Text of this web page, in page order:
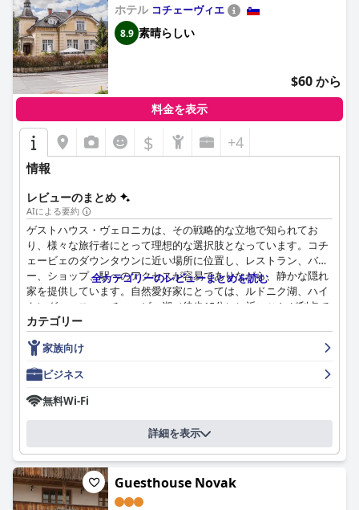
ホテル コチェーヴィエ
8.9 素晴らしい
$60 から
料金を表示
$ +4
情報
レビューのまとめ
AIによる要約
ゲストハウス・ヴェロニカは、その戦略的な立地で知られてお
り、様々な旅行者にとって理想的な選択肢となっています。コチ
ェービェのダウンタウンに近い場所に位置し、レストラン、バ
ー、ショップ、駅へのアクセスが容易でありながら、静かな隠れ
家を提供しています。自然愛好家にとっては、ルドニク湖、ハイ
キングコース、コチェービェ湖（徒歩15分）に近いことが利点で
す。このゲストハウスは、オーストリアやクロアチアへ向かう旅
行者にも便利な場所に位置し、安全な駐車場と全体的に静かで実
用的な環境を提供しています。
ゲストハウス・ヴェロニカの朝食は、その美味しさと豊富な種類
で高い評価を受けています。ゲストは、午前6時からの早い時間
から利用できることや、標準的なビュッフェアイテムと特別なリ
クエストの両方を含む豊富なセレクションに感謝しています。多
様性が限られているという言及もいくつかありますが、その品質
と新鮮さ、そして美味しいコーヒーは、ほとんどのゲストを満足
させています。フレンドリーで親切なスタッフが、ポジティブな
食事体験をさらに高めています。
全カテゴリーのレビューまとめを読む
カテゴリー
家族向け
ビジネス
無料Wi-Fi
詳細を表示
Guesthouse Novak